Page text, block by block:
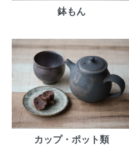
鉢もん
カップ・ポット類